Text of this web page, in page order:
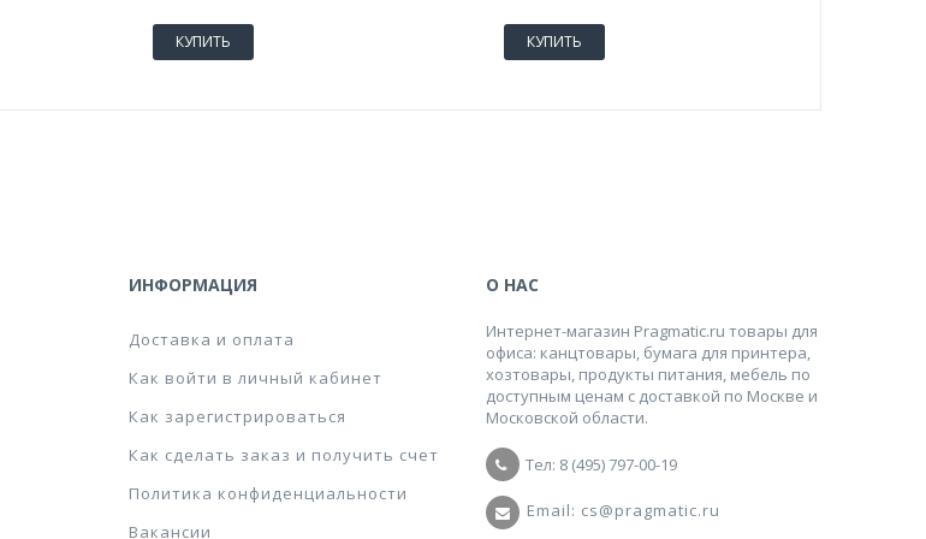
КУПИТЬ КУПИТЬ
ИНФОРМАЦИЯ
Доставка и оплата
Как войти в личный кабинет
Как зарегистрироваться
Как сделать заказ и получить счет
Политика конфиденциальности
Вакансии
О НАС
Интернет-магазин Pragmatic.ru товары для
офиса: канцтовары, бумага для принтера,
хозтовары, продукты питания, мебель по
доступным ценам с доставкой по Москве и
Московской области.
Тел: 8 (495) 797-00-19
Email: cs@pragmatic.ru